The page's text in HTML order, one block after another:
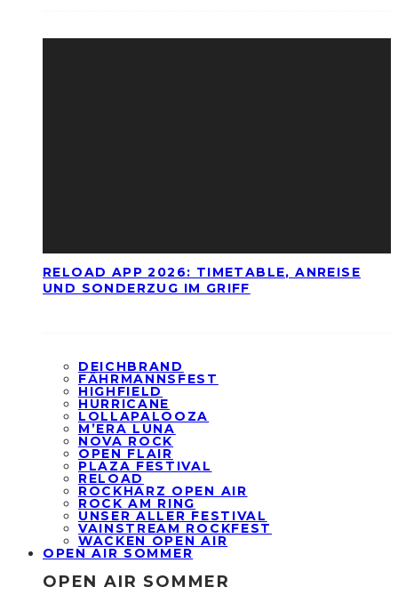
RELOAD APP 2026: TIMETABLE, ANREISE
UND SONDERZUG IM GRIFF
DEICHBRAND
FÄHRMANNSFEST
HIGHFIELD
HURRICANE
LOLLAPALOOZA
M’ERA LUNA
NOVA ROCK
OPEN FLAIR
PLAZA FESTIVAL
RELOAD
ROCKHARZ OPEN AIR
ROCK AM RING
UNSER ALLER FESTIVAL
VAINSTREAM ROCKFEST
WACKEN OPEN AIR
OPEN AIR SOMMER
OPEN AIR SOMMER